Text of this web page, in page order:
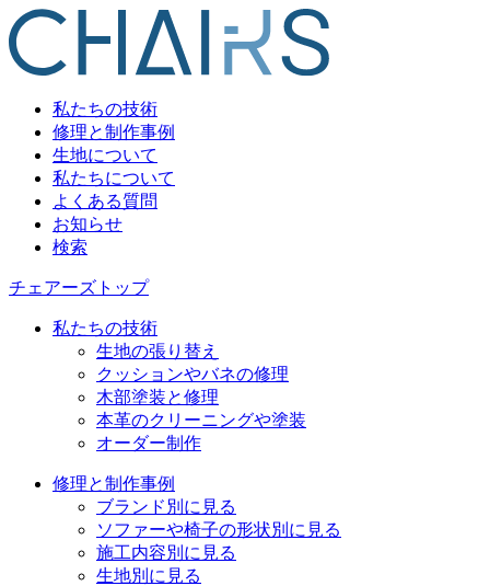
私たちの技術
修理と制作事例
生地について
私たちについて
よくある質問
お知らせ
検索
チェアーズトップ
私たちの技術
生地の張り替え
クッションやバネの修理
木部塗装と修理
本革のクリーニングや塗装
オーダー制作
修理と制作事例
ブランド別に見る
ソファーや椅子の形状別に見る
施工内容別に見る
生地別に見る